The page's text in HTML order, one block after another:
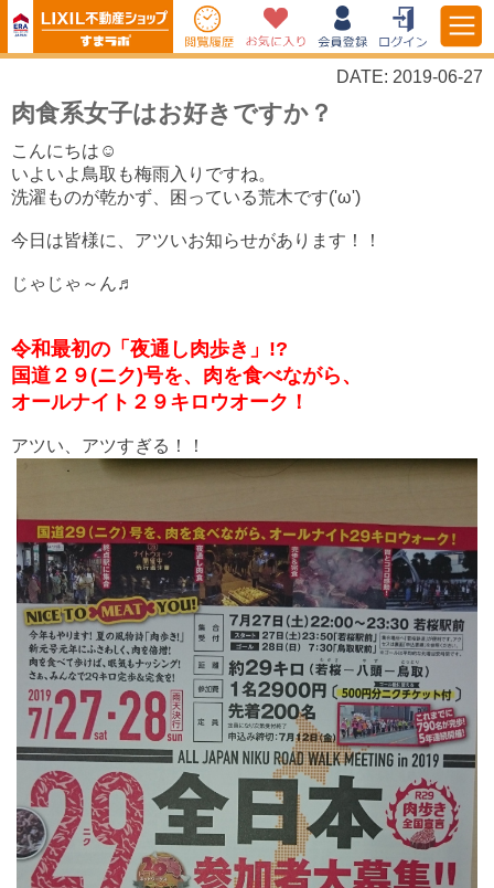
DATE: 2019-06-27
肉食系女子はお好きですか？
こんにちは☺
いよいよ鳥取も梅雨入りですね。
洗濯ものが乾かず、困っている荒木です('ω')
今日は皆様に、アツいお知らせがあります！！
じゃじゃ～ん♬
令和最初の「夜通し肉歩き」!?
国道２９(ニク)号を、肉を食べながら、
オールナイト２９キロウオーク！
アツい、アツすぎる！！